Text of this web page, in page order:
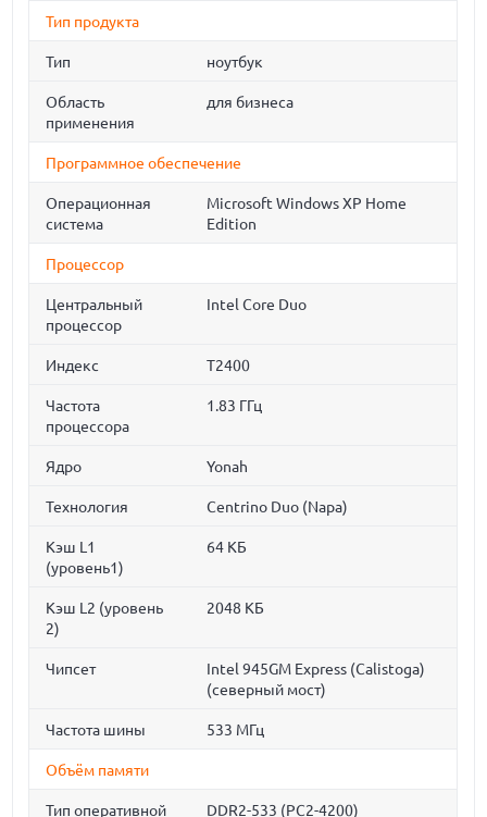
Тип продукта
Тип ноутбук
Область
применения
для бизнеса
Программное обеспечение
Операционная
система
Microsoft Windows XP Home
Edition
Процессор
Центральный
процессор
Intel Core Duo
Индекс T2400
Частота
процессора
1.83 ГГц
Ядро Yonah
Технология Centrino Duo (Napa)
Кэш L1
(уровень1)
64 КБ
Кэш L2 (уровень
2)
2048 КБ
Чипсет
Intel 945GM Express (Calistoga)
(северный мост)
Частота шины 533 МГц
Объём памяти
Тип оперативной
DDR2-533 (PC2-4200)